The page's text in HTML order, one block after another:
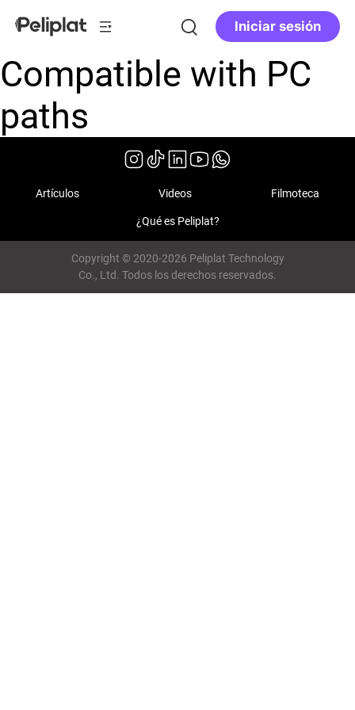
Iniciar sesión
Compatible with PC
paths
Artículos Videos Filmoteca
¿Qué es Peliplat?
Copyright © 2020-2026 Peliplat Technology
Co., Ltd. Todos los derechos reservados.